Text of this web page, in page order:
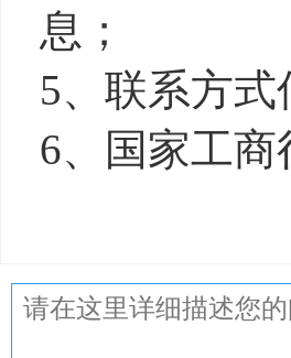
息；
5、联系方式
6、国家工